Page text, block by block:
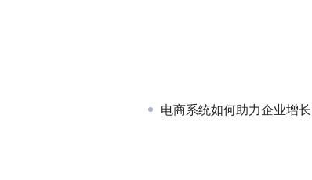
电商系统如何助力企业增长